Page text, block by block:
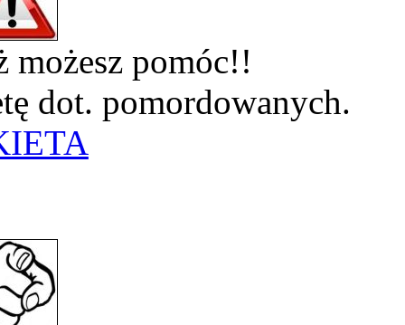
możesz pomóc!!
dot. pomordowanych.